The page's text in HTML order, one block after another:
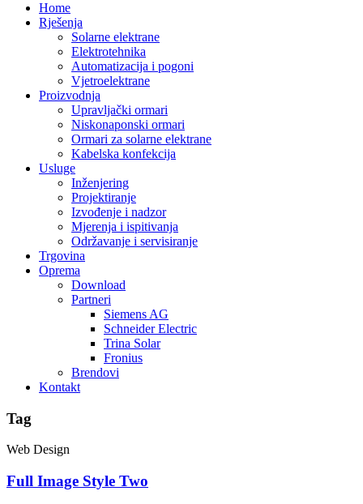
Home
Rješenja
Solarne elektrane
Elektrotehnika
Automatizacija i pogoni
Vjetroelektrane
Proizvodnja
Upravljački ormari
Niskonaponski ormari
Ormari za solarne elektrane
Kabelska konfekcija
Usluge
Inženjering
Projektiranje
Izvođenje i nadzor
Mjerenja i ispitivanja
Održavanje i servisiranje
Trgovina
Oprema
Download
Partneri
Siemens AG
Schneider Electric
Trina Solar
Fronius
Brendovi
Kontakt
Tag
Web Design
Full Image Style Two